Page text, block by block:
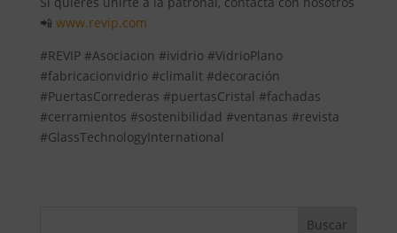
📲 www.revip.com
#REVIP #Asociacion #ividrio #VidrioPlano
#fabricacionvidrio #climalit #decoración
#PuertasCorrederas #puertasCristal #fachadas
#cerramientos #sostenibilidad #ventanas #revista
#GlassTechnologyInternational